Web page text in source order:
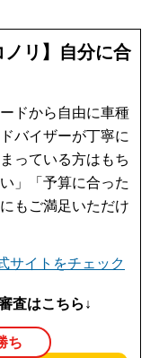
ノリ】自分に合
ドから自由に車種
バイザーが丁寧に
っている方はもち
」「予算に合った
もご満足いただけ
サイトをチェック
査はこちら↓
ち